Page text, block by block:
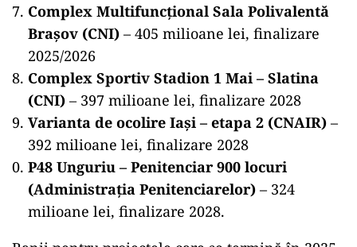
Complex Multifuncțional Sala Polivalentă
Brașov (CNI) – 405 milioane lei, finalizare
2025/2026
Complex Sportiv Stadion 1 Mai – Slatina
(CNI) – 397 milioane lei, finalizare 2028
Varianta de ocolire Iași – etapa 2 (CNAIR) –
392 milioane lei, finalizare 2028
P48 Unguriu – Penitenciar 900 locuri
(Administrația Penitenciarelor) – 324
milioane lei, finalizare 2028.